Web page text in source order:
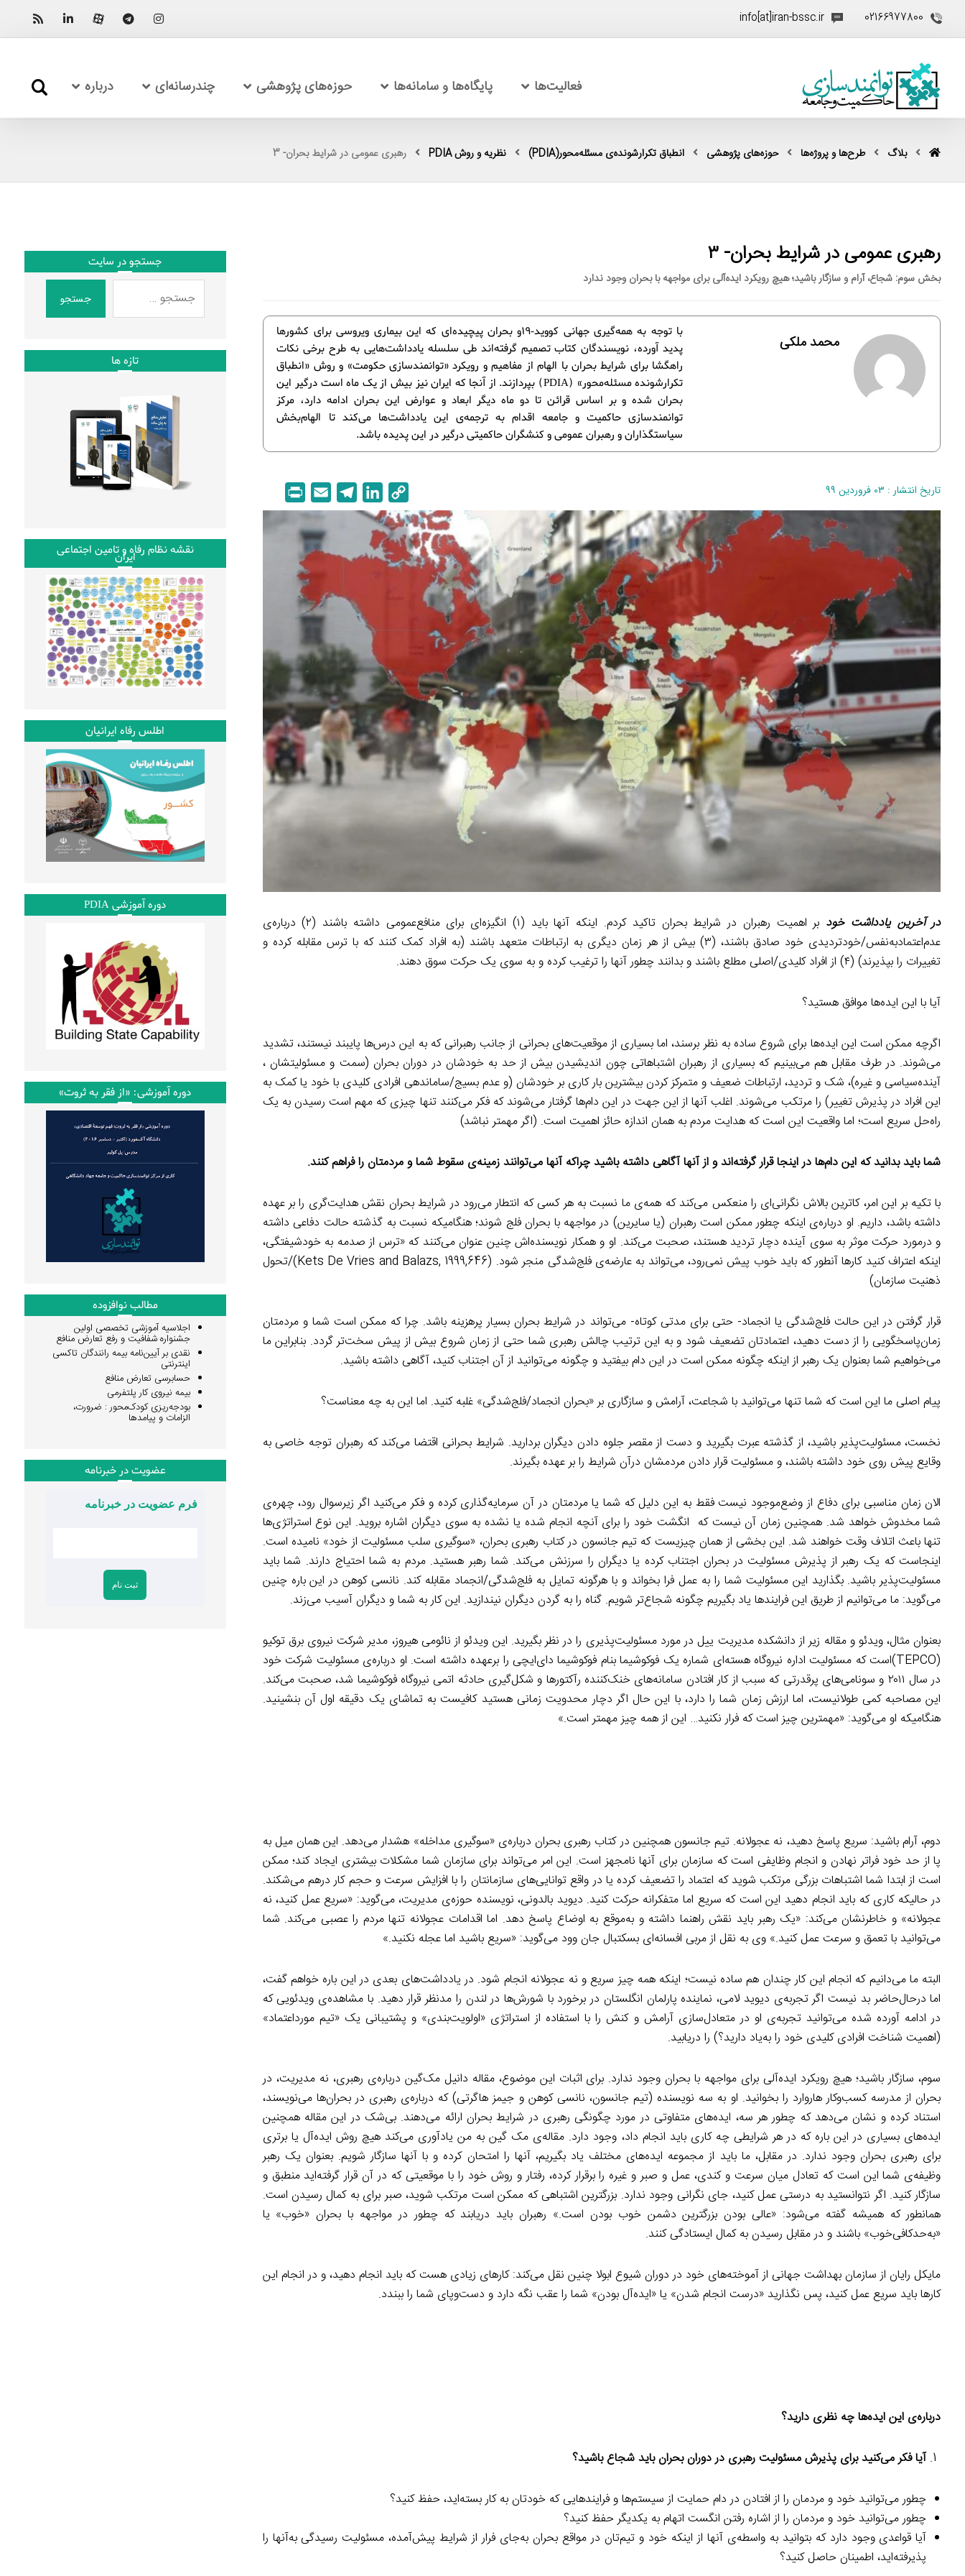
02166977800
info[at]iran-bssc.ir
فعالیت‌ها پایگاه‌ها و سامانه‌ها حوزه‌های پژوهشی چندرسانه‌ای درباره
بلاگ طرح‌ها و پروژه‌ها حوزه‌های پژوهشی انطباق تکرارشونده‌ی مسئله‌محور(PDIA) نظریه و روش PDIA رهبری عمومی در شرایط بحران- 3
رهبری عمومی در شرایط بحران- ۳
بخش سوم: شجاع، آرام و سازگار باشید؛ هیچ رویکرد ایده‌آلی برای مواجهه با بحران وجود ندارد
با توجه به همه‌گیری جهانی کووید-19و بحران پیچیده‌ای که این بیماری ویروسی برای کشورها
پدید آورده، نویسندگان کتاب تصمیم گرفته‌اند طی سلسله یادداشت‌هایی به طرح برخی نکات
راهگشا برای شرایط بحران با الهام از مفاهیم و رویکرد «توانمندسازی حکومت» و روش «انطباق
تکرارشونده مسئله‌محور» (PDIA) بپردازند. از آنجا که ایران نیز بیش از یک ماه است درگیر این
بحران شده و بر اساس قرائن تا دو ماه دیگر ابعاد و عوارض این بحران ادامه دارد، مرکز
توانمندسازی حاکمیت و جامعه اقدام به ترجمه‌ی این یادداشت‌ها می‌کند تا الهام‌بخش
سیاستگذاران و رهبران عمومی و کنشگران حاکمیتی درگیر در این پدیده باشد.
محمد ملکی
تاریخ انتشار : ۰۳ فروردین ۹۹
o
p
y
L
i
k
I
e
e
r
m
a
i
l
r
در آخرین یادداشت خود
بر اهمیت رهبران در شرایط بحران تاکید کردم. اینکه آنها باید (۱) انگیزه‌ای برای منافع‌عمومی داشته باشند (۲) درباره‌ی
عدم‌اعتمادبه‌نفس/خودتردیدی خود صادق باشند، (۳) بیش از هر زمان دیگری به ارتباطات متعهد باشند (به افراد کمک کنند که با ترس مقابله کرده و
تغییرات را بپذیرند) (۴) از افراد کلیدی/اصلی مطلع باشند و بدانند چطور آنها را ترغیب کرده و به سوی یک حرکت سوق دهند.
آیا با این ایده‌ها موافق هستید؟
اگرچه ممکن است این ایده‌ها برای شروع ساده به نظر برسند، اما بسیاری از موقعیت‌های بحرانی از جانب رهبرانی که به این درس‌ها پایبند نیستند، تشدید
می‌شوند. در طرف مقابل هم می‌بینیم که بسیاری از رهبران اشتباهاتی چون اندیشیدن بیش از حد به خودشان در دوران بحران (سمت و مسئولیتشان ،
آینده‌سیاسی و غیره)، شک و تردید، ارتباطات ضعیف و متمرکز کردن بیشترین بار کاری بر خودشان (و عدم بسیج/ساماندهی افرادی کلیدی با خود یا کمک به
این افراد در پذیرش تغییر) را مرتکب می‌شوند. اغلب آنها از این جهت در این دام‌ها گرفتار می‌شوند که فکر می‌کنند تنها چیزی که مهم است رسیدن به یک
راه‌حل سریع است؛ اما واقعیت این است که هدایت مردم به همان اندازه حائز اهمیت است. (اگر مهمتر نباشد)
شما باید بدانید که این دام‌ها در اینجا قرار گرفته‌اند و از آنها آگاهی داشته باشید چراکه آنها می‌توانند زمینه‌ی سقوط شما و مردمتان را فراهم کنند.
با تکیه بر این امر، کاترین بالاش نگرانی‌ای را منعکس می‌کند که همه‌ی ما نسبت به هر کسی که انتطار می‌رود در شرایط بحران نقش هدایت‌گری را بر عهده
داشته باشد، داریم. او درباره‌ی اینکه چطور ممکن است رهبران (یا سایرین) در مواجهه با بحران فلج شوند؛ هنگامیکه نسبت به گذشته حالت دفاعی داشته
و درمورد حرکت موثر به سوی آینده دچار تردید هستند، صحبت می‌کند. او و همکار نویسنده‌اش چنین عنوان می‌کنند که «ترس از صدمه به خودشیفتگی،
اینکه اعتراف کنید کارها آنطور که باید خوب پیش نمی‌رود، می‌تواند به عارضه‌ی فلج‌شدگی منجر شود. (Kets De Vries and Balazs, 1999,646)/تحول
ذهنیت سازمان)
قرار گرفتن در این حالت فلج‌شدگی یا انجماد- حتی برای مدتی کوتاه- می‌تواند در شرایط بحران بسیار پرهزینه باشد. چرا که ممکن است شما و مردمتان
زمان‌پاسخگویی را از دست دهید، اعتمادتان تضعیف شود و به این ترتیب چالش رهبری شما حتی از زمان شروع بیش از پیش سخت‌تر گردد. بنابراین ما
می‌خواهیم شما بعنوان یک رهبر از اینکه چگونه ممکن است در این دام بیفتید و چگونه می‌توانید از آن اجتناب کنید، آگاهی داشته باشید.
پیام اصلی ما این است که شما تنها می‌توانید با شجاعت، آرامش و سازگاری بر «بحران انجماد/فلج‌شدگی» غلبه کنید. اما این به چه معناست؟
نخست، مسئولیت‌پذیر باشید، از گذشته عبرت بگیرید و دست از مقصر جلوه دادن دیگران بردارید. شرایط بحرانی اقتضا می‌کند که رهبران توجه خاصی به
وقایع پیش روی خود داشته باشند، و مسئولیت قرار دادن مردمشان درآن شرایط را بر عهده بگیرند.
الان زمان مناسبی برای دفاع از وضع‌موجود نیست فقط به این دلیل که شما یا مردمتان در آن سرمایه‌گذاری کرده و فکر می‌کنید اگر زیرسوال رود، چهره‌ی
شما مخدوش خواهد شد. همچنین زمان آن نیست که انگشت خود را برای آنچه انجام شده یا نشده به سوی دیگران اشاره بروید. این نوع استراتژی‌ها
تنها باعث اتلاف وقت خواهند شد. این بخشی از همان چیزیست که تیم جانسون در کتاب رهبری بحران، «سوگیری سلب مسئولیت از خود» نامیده است.
اینجاست که یک رهبر از پذیرش مسئولیت در بحران اجتناب کرده یا دیگران را سرزنش می‌کند. شما رهبر هستید. مردم به شما احتیاج دارند. شما باید
مسئولیت‌پذیر باشید. بگذارید این مسئولیت شما را به عمل فرا بخواند و با هرگونه تمایل به فلج‌شدگی/انجماد مقابله کند. نانسی کوهن در این باره چنین
می‌گوید: ما می‌توانیم از طریق این فرایندها یاد بگیریم چگونه شجاع‌تر شویم. گناه را به گردن دیگران نیندازید. این کار به شما و دیگران آسیب می‌زند.
بعنوان مثال، ویدئو و مقاله زیر از دانشکده مدیریت ییل در مورد مسئولیت‌پذیری را در نظر بگیرید. این ویدئو از نائومی هیروز، مدیر شرکت نیروی برق توکیو
(TEPCO)است که مسئولیت اداره نیروگاه هسته‌ای شماره یک فوکوشیما بنام فوکوشیما دای‌ایچی را برعهده داشته است. او درباره‌ی مسئولیت شرکت خود
در سال ۲۰۱۱ و سونامی‌های پرقدرتی که سبب از کار افتادن سامانه‌های خنک‌کننده رآکتورها و شکل‌گیری حادثه اتمی نیروگاه فوکوشیما شد، صحبت می‌کند.
این مصاحبه کمی طولانیست، اما ارزش زمان شما را دارد، با این حال اگر دچار محدویت زمانی هستید کافیست به تماشای یک دقیقه اول آن بنشینید.
هنگامیکه او می‌گوید: «مهمترین چیز است که فرار نکنید… این از همه چیز مهمتر است.»
دوم، آرام باشید: سریع پاسخ دهید، نه عجولانه. تیم جانسون همچنین در کتاب رهبری بحران درباره‌ی «سوگیری مداخله» هشدار می‌دهد. این همان میل به
پا از حد خود فراتر نهادن و انجام وظایفی است که سازمان برای آنها نامجهز است. این امر می‌تواند برای سازمان شما مشکلات بیشتری ایجاد کند؛ ممکن
است از ابتدا شما اشتباهات بزرگی مرتکب شوید که اعتماد را تضعیف کرده یا در واقع توانایی‌های سازمانتان را با افزایش سرعت و حجم کار درهم می‌شکند.
در حالیکه کاری که باید انجام دهید این است که سریع اما متفکرانه حرکت کنید. دیوید بالدونی، نویسنده حوزه‌ی مدیریت، می‌گوید: «سریع عمل کنید، نه
عجولانه» و خاطرنشان می‌کند: «یک رهبر باید نقش راهنما داشته و به‌موقع به اوضاع پاسخ دهد. اما اقدامات عجولانه تنها مردم را عصبی می‌کند. شما
می‌توانید با تعمق و سرعت عمل کنید.» وی به نقل از مربی افسانه‌ای بسکتبال جان وود می‌گوید: «سریع باشید اما عجله نکنید.»
البته ما می‌دانیم که انجام این کار چندان هم ساده نیست؛ اینکه همه چیز سریع و نه عجولانه انجام شود. در یادداشت‌های بعدی در این باره خواهم گفت،
اما درحال‌حاضر بد نیست اگر تجربه‌ی دیوید لامی، نماینده پارلمان انگلستان در برخورد با شورش‌ها در لندن را مدنظر قرار دهید. با مشاهده‌ی ویدئویی که
در ادامه آورده شده می‌توانید تجربه‌ی او در متعادل‌سازی آرامش و کنش را با استفاده از استراتژی «اولویت‌بندی» و پشتیبانی یک «تیم مورداعتماد»
(اهمیت شناخت افرادی کلیدی خود را به‌یاد دارید؟) را دریابید.
سوم، سازگار باشید؛ هیچ رویکرد ایده‌آلی برای مواجهه با بحران وجود ندارد. برای اثبات این موضوع، مقاله دانیل مک‌گین درباره‌ی رهبری، نه مدیریت، در
بحران از مدرسه کسب‌وکار هاروارد را بخوانید. او به سه نویسنده (تیم جانسون، نانسی کوهن و جیمز هاگرتی) که درباره‌ی رهبری در بحران‌ها می‌نویسند،
استناد کرده و نشان می‌دهد که چطور هر سه، ایده‌های متفاوتی در مورد چگونگی رهبری در شرایط بحران ارائه می‌دهند. بی‌شک در این مقاله همچنین
ایده‌های بسیاری در این باره که در هر شرایطی چه کاری باید انجام داد، وجود دارد. مقاله‌ی مک گین به من یادآوری می‌کند هیچ روش ایده‌آل یا برتری
برای رهبری بحران وجود ندارد. در مقابل، ما باید از مجموعه ایده‌های مختلف یاد بگیریم، آنها را امتحان کرده و با آنها سازگار شویم. بعنوان یک رهبر
وظیفه‌ی شما این است که تعادل میان سرعت و کندی، عمل و صبر و غیره را برقرار کرده، رفتار و روش خود را با موقعیتی که در آن قرار گرفته‌اید منطبق و
سازگار کنید. اگر نتوانستید به درستی عمل کنید، جای نگرانی وجود ندارد. بزرگترین اشتباهی که ممکن است مرتکب شوید، صبر برای به کمال رسیدن است.
همانطور که همیشه گفته می‌شود: «عالی بودن بزرگترین دشمن خوب بودن است.» رهبران باید دریابند که چطور در مواجهه با بحران «خوب» یا
«به‌حدکافی‌خوب» باشند و در مقابل رسیدن به کمال ایستادگی کنند.
مایکل رایان از سازمان بهداشت جهانی از آموخته‌های خود در دوران شیوع ابولا چنین نقل می‌کند: کارهای زیادی هست که باید انجام دهید، و در انجام این
کارها باید سریع عمل کنید، پس نگذارید «درست انجام شدن» یا «ایده‌آل بودن» شما را عقب نگه دارد و دست‌وپای شما را ببندد.
درباره‌ی این ایده‌ها چه نظری دارید؟
آیا فکر می‌کنید برای پذیرش مسئولیت رهبری در دوران بحران باید شجاع باشید؟
چطور می‌توانید خود و مردمان را از افتادن در دام حمایت از سیستم‌ها و فرایندهایی که خودتان به کار بسته‌اید، حفظ کنید؟
چطور می‌توانید خود و مردمان را از اشاره رفتن انگست اتهام به یکدیگر حفظ کنید؟
آیا قواعدی وجود دارد که بتوانید به واسطه‌ی آنها از اینکه خود و تیم‌تان در مواقع بحران به‌جای فرار از شرایط پیش‌آمده، مسئولیت رسیدگی به‌آنها را
پذیرفته‌اید، اطمینان حاصل کنید؟
جستجو در سایت
جستجو
تازه ها
نقشه نظام رفاه و تامین اجتماعی
ایران
اطلس رفاه ایرانیان
دوره آموزشی PDIA
دوره آموزشی: «از فقر به ثروت»
مطالب نوافزوده
اجلاسیه آموزشی تخصصی اولین
جشنواره شفافیت و رفع تعارض منافع
نقدی بر آیین‌نامه بیمه رانندگان تاکسی
اینترنتی
حسابرسی تعارض منافع
بیمه نیروی کار پلتفرمی
بودجه‌ریزی کودک‌محور : ضرورت،
الزامات و پیامدها
عضویت در خبرنامه
فرم عضویت در خبرنامه